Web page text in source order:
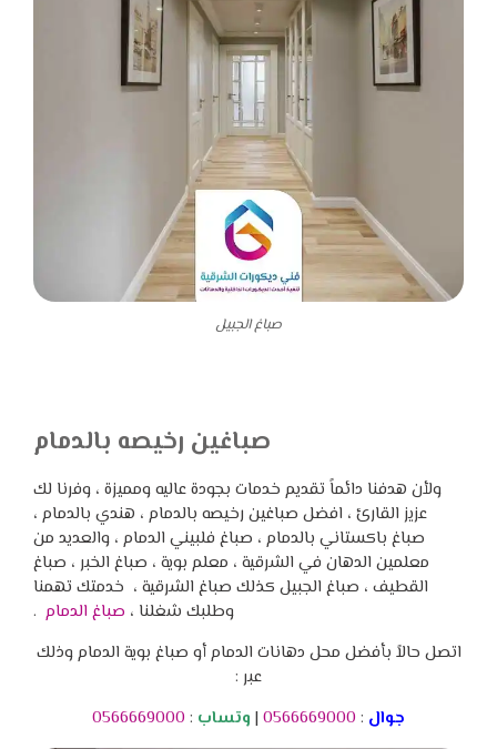
صباغ الجبيل
صباغين رخيصه بالدمام
ولأن هدفنا دائماً تقديم خدمات بجودة عاليه ومميزة ، وفرنا لك
عزيز القارئ ، افضل صباغين رخيصه بالدمام ، هندي بالدمام ،
صباغ باكستاني بالدمام ، صباغ فلبيني الدمام ، والعديد من
معلمين الدهان في الشرقية ، معلم بوية ، صباغ الخبر ، صباغ
القطيف ، صباغ الجبيل كذلك صباغ الشرقية ، خدمتك تهمنا
وطلبك شغلنا ، صباغ الدمام .
اتصل حالاً بأفضل محل دهانات الدمام أو صباغ بوية الدمام وذلك
عبر :
جوال :
0566669000
| وتساب :
0566669000